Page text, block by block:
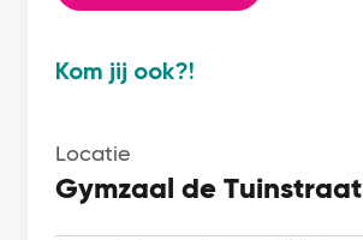
Kom jij ook?!
Locatie
Gymzaal de Tuinstraat